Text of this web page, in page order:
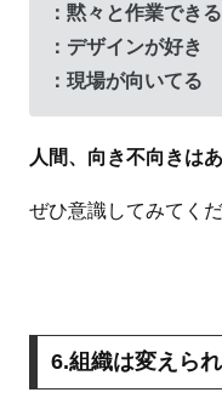
：黙々と作業できる
：デザインが好き
：現場が向いてる
人間、向き不向きはあ
ぜひ意識してみてくだ
6.組織は変えら